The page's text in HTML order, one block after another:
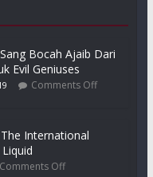
Bocah Ajaib Dari
Evil Geniuses
Comments Off
International
Comments Off